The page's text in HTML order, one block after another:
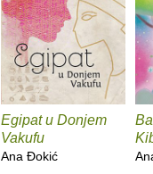
Egipat u Donjem
Vakufu
Ana Ðokić